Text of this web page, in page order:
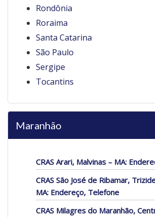
Rondônia
Roraima
Santa Catarina
São Paulo
Sergipe
Tocantins
Maranhão
CRAS Arari, Malvinas – MA:
CRAS São José de Ribamar,
MA: Endereço, Telefone
CRAS Milagres do Maranhão,